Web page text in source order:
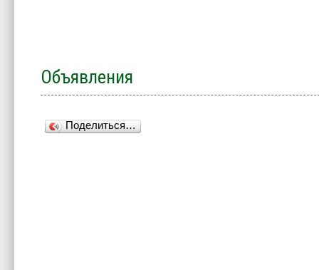
Объявления
Поделиться…